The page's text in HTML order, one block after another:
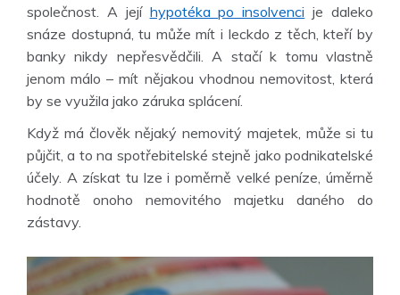
společnost. A její hypotéka po insolvenci je daleko
snáze dostupná, tu může mít i leckdo z těch, kteří by
banky nikdy nepřesvědčili. A stačí k tomu vlastně
jenom málo – mít nějakou vhodnou nemovitost, která
by se využila jako záruka splácení.
Když má člověk nějaký nemovitý majetek, může si tu
půjčit, a to na spotřebitelské stejně jako podnikatelské
účely. A získat tu lze i poměrně velké peníze, úměrně
hodnotě onoho nemovitého majetku daného do
zástavy.